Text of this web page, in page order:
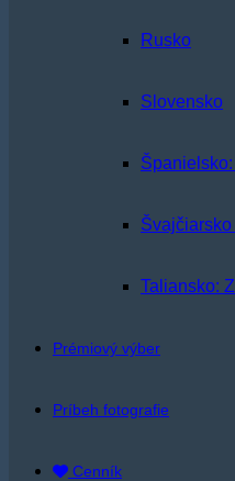
Rusko
Slovensko
Švajčiarsko
Taliansko:
Prémiový výber
Príbeh fotografie
Cenník